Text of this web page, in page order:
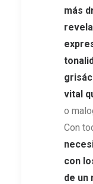
más
vital
o
Con
con
de un